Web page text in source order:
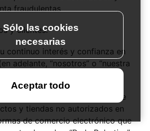
fraudulentas
y clientes:
continuo interés y confianza en
adelante, “nosotros” o “nuestra
hemos detectado la aparición de
y tiendas no autorizados en
de comercio electrónico que